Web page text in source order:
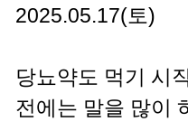
2025.05.17(토)
당뇨약도 먹기 시
전에는 말을 많이